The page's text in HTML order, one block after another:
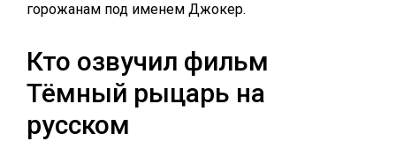
горожанам под именем Джокер.
Кто озвучил фильм
Тёмный рыцарь на
русском